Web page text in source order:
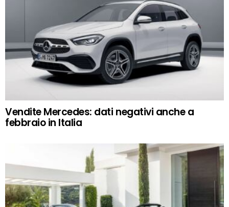
Vendite Mercedes: dati negativi anche a
febbraio in Italia